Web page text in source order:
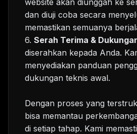
dan diuji coba secara
memastikan semuanya
6. Serah Terima &
diserahkan kepada Anda.
menyediakan panduan
dukungan teknis awal.
Dengan proses yang
bisa memantau
di setiap tahap. Kami